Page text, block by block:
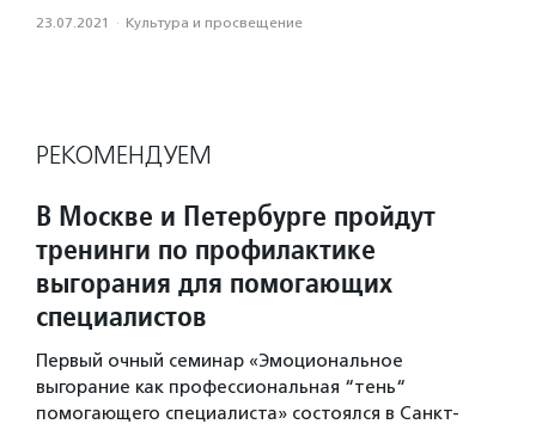
23.07.2021 · Культура и просвещение
РЕКОМЕНДУЕМ
В Москве и Петербурге пройдут
тренинги по профилактике
выгорания для помогающих
специалистов
Первый очный семинар «Эмоциональное
выгорание как профессиональная “тень“
помогающего специалиста» состоялся в Санкт-